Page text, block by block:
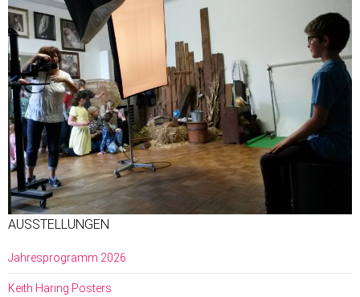
AUSSTELLUNGEN
Jahresprogramm 2026
Keith Haring Posters